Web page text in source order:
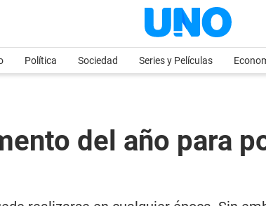
Política Sociedad Series y Películas
del año para